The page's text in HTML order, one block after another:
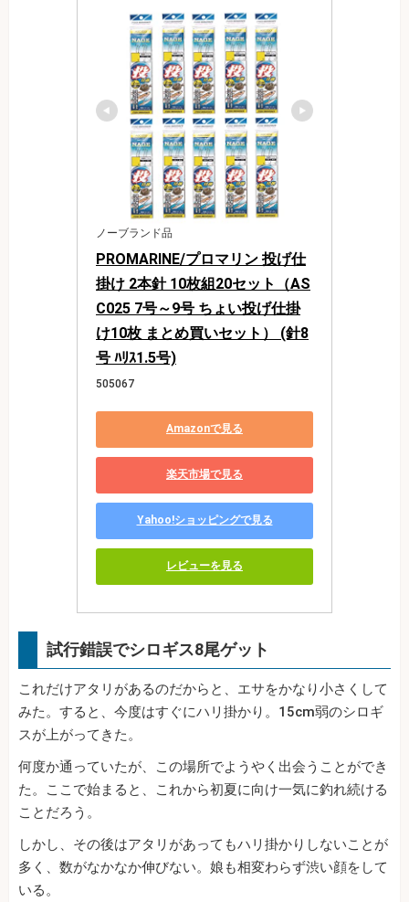
ノーブランド品
PROMARINE/プロマリン 投げ仕
掛け 2本針 10枚組20セット（AS
C025 7号～9号 ちょい投げ仕掛
け10枚 まとめ買いセット） (針8
号 ﾊﾘｽ1.5号)
505067
Amazonで見る
楽天市場で見る
Yahoo!ショッピングで見る
レビューを見る
試行錯誤でシロギス8尾ゲット
これだけアタリがあるのだからと、エサをかなり小さくして
みた。すると、今度はすぐにハリ掛かり。15cm弱のシロギ
スが上がってきた。
何度か通っていたが、この場所でようやく出会うことができ
た。ここで始まると、これから初夏に向け一気に釣れ続ける
ことだろう。
しかし、その後はアタリがあってもハリ掛かりしないことが
多く、数がなかなか伸びない。娘も相変わらず渋い顔をして
いる。